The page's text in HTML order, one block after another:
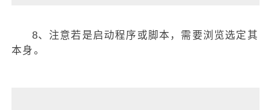
8、注意若是启动程序或脚本，需要浏览选定其
本身。